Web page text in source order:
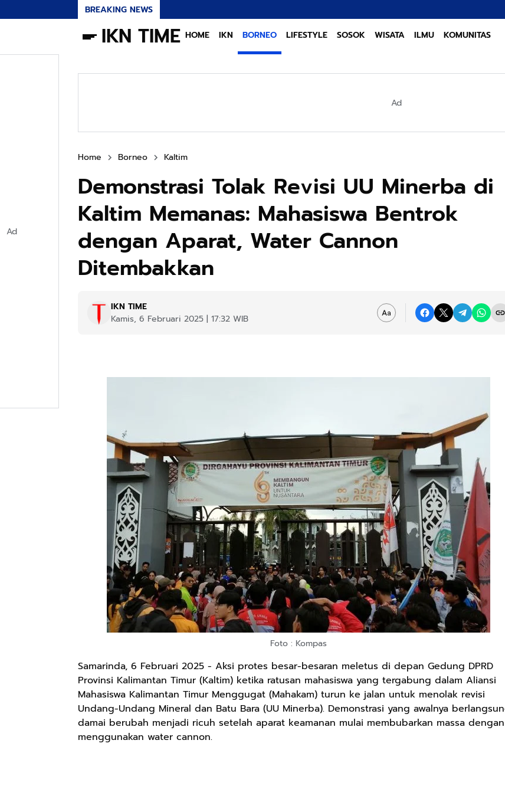
BREAKING NEWS Sinergi Lintas
IKN TIME HOME IKN BORNEO LIFESTYLE SOSOK WISATA ILMU KOMUNITAS
Ad
Home Borneo Kaltim
Demonstrasi Tolak Revisi UU Minerba di
Kaltim Memanas: Mahasiswa Bentrok
dengan Aparat, Water Cannon
Ditembakkan
IKN TIME
Kamis, 6 Februari 2025 | 17:32 WIB
Foto : Kompas
Samarinda, 6 Februari 2025 - Aksi protes besar-besaran meletus di depan Gedung DPRD
Provinsi Kalimantan Timur (Kaltim) ketika ratusan mahasiswa yang tergabung dalam Aliansi
Mahasiswa Kalimantan Timur Menggugat (Mahakam) turun ke jalan untuk menolak revisi
Undang-Undang Mineral dan Batu Bara (UU Minerba). Demonstrasi yang awalnya
damai berubah menjadi ricuh setelah aparat keamanan mulai membubarkan massa dengan
menggunakan water cannon.
Ad